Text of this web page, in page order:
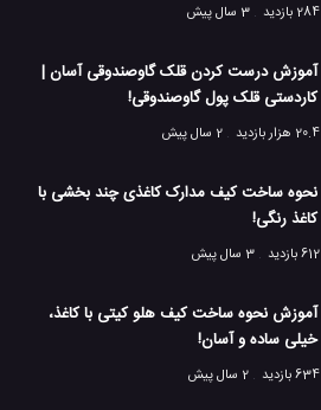
284 بازدید
3 سال پیش
آموزش درست کردن قلک گاوصندوقی آسان |
کاردستی قلک پول گاوصندوقی!
20.4 هزار بازدید
2 سال پیش
نحوه ساخت کیف مدارک کاغذی چند بخشی با
کاغذ رنگی!
612 بازدید
3 سال پیش
آموزش نحوه ساخت کیف هلو کیتی با کاغذ،
خیلی ساده و آسان!
634 بازدید
2 سال پیش